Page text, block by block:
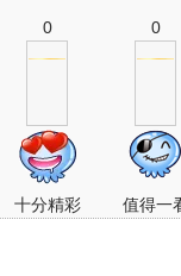
0
十分精彩
0
值得一